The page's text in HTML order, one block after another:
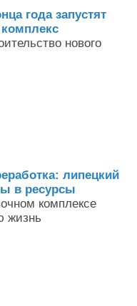
года запустят
нового
липецкий
в ресурсы
комплексе
жизнь